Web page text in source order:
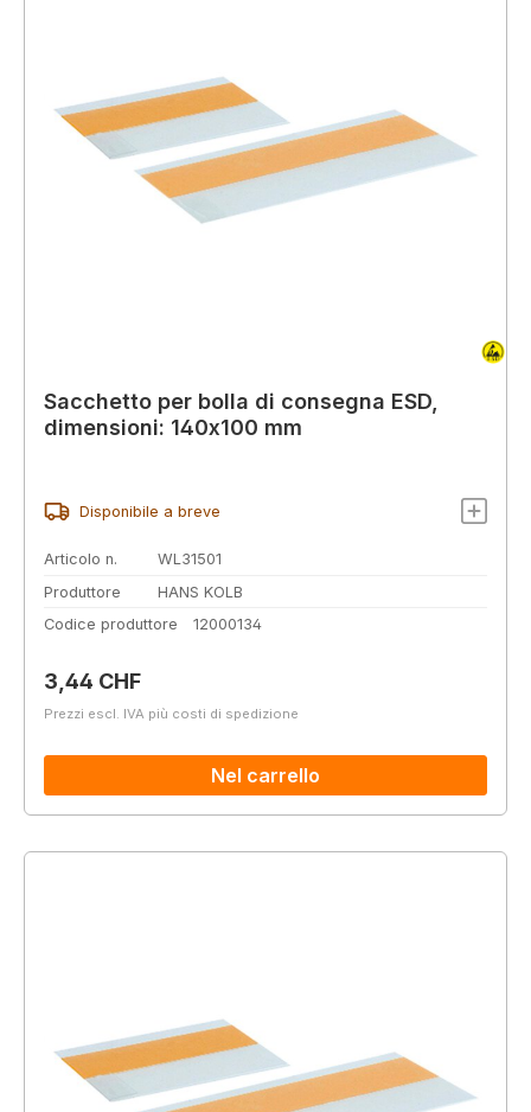
Sacchetto per bolla di consegna ESD,
dimensioni: 140x100 mm
Disponibile a breve
Articolo n.
WL31501
Produttore
HANS KOLB
Codice produttore
12000134
Prezzo normale:
3,44 CHF
Prezzi escl. IVA più costi di spedizione
Nel carrello